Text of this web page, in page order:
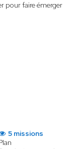
pour faire émerger
5 missions